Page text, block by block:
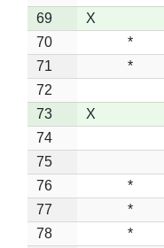
69
X
70
*
71
*
72
73
X
74
75
76
*
77
*
78
*